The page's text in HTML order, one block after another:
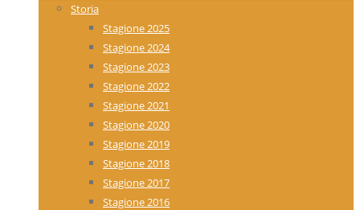
Storia
Stagione 2025
Stagione 2024
Stagione 2023
Stagione 2022
Stagione 2021
Stagione 2020
Stagione 2019
Stagione 2018
Stagione 2017
Stagione 2016